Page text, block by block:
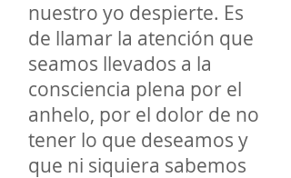
nuestro yo despierte. Es
de llamar la atención que
seamos llevados a la
consciencia plena por el
anhelo, por el dolor de no
tener lo que deseamos y
que ni siquiera sabemos